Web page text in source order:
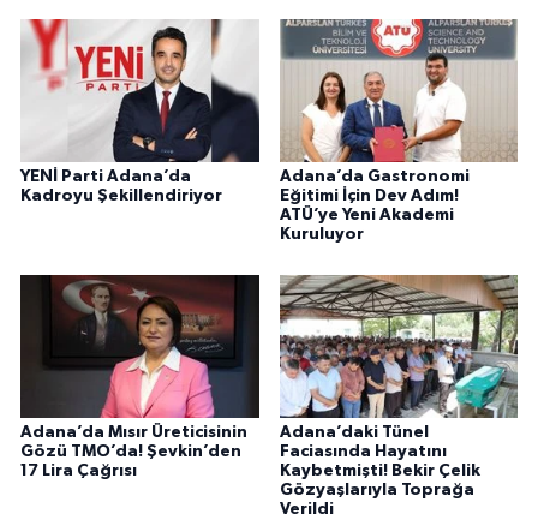
YENİ Parti Adana’da
Kadroyu Şekillendiriyor
Adana’da Gastronomi
Eğitimi İçin Dev Adım!
ATÜ’ye Yeni Akademi
Kuruluyor
Adana’da Mısır Üreticisinin
Gözü TMO’da! Şevkin’den
17 Lira Çağrısı
Adana’daki Tünel
Faciasında Hayatını
Kaybetmişti! Bekir Çelik
Gözyaşlarıyla Toprağa
Verildi